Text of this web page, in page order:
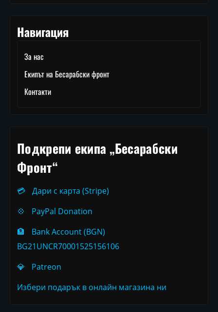
Навигация
За нас
Екипът на Бесарабски фронт
Контакти
Подкрепи екипа „Бесарабски
Фронт“
💳
Дари с карта (Stripe)
💠
PayPal Donation
🏦
Bank Account (BGN)
BG21UNCR70001525156106
💎
Patreon
Избери подарък в онлайн магазина ни